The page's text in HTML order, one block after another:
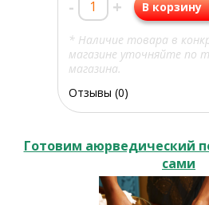
- + В корзину
* Наличие товара в
магазине уточняйте по
магазина.
Отзывы (0)
Готовим аюрведический
сами